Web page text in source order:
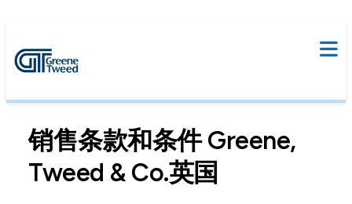
销售条款和条件 Greene,
Tweed & Co.英国